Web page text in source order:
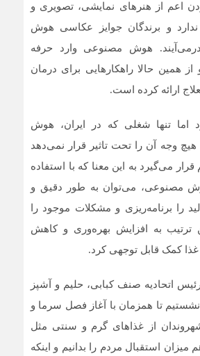
اعم از هنرهای نمایشی، تصویری و
و برندگان جوایز عکاسی هوش
هوش مصنوعی وارد حرفه
همین حالا راهکارهایی برای درمان
ارائه کرده است.
اما تنها شغلی که در ایران، هوش
هیچ وجه آن را تحت تاثیر قرار نمی‌دهد
می‌گیرد به این معنا که با استفاده
مصنوعی، می‌توان به طور دقیق و
را برنامه‌ریزی و مشکلات موجود را
ترتیب به افزایش بهره‌وری و کاهش
کمک قابل توجهی کرد.
اتحادیه صنف کبابی، حلیم و آشپز
تا همزمان با آغاز فصل سرما و
از غذاهای گرم و سنتی مثل
میزان استقبال مردم را بدانیم و اینکه